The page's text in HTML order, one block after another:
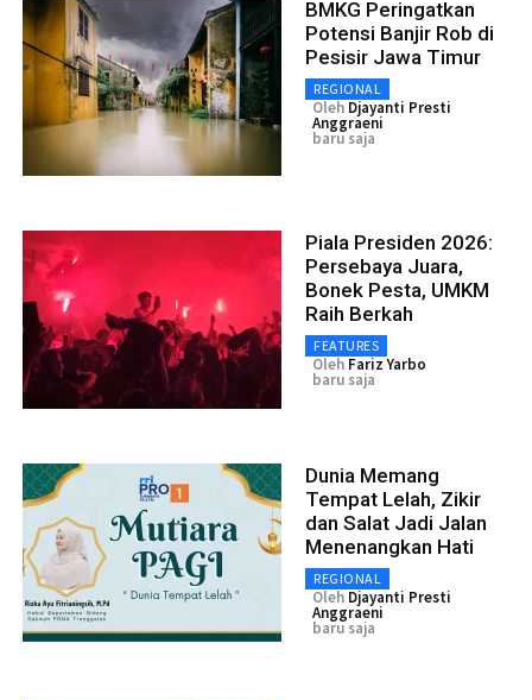
BMKG Peringatkan
Potensi Banjir Rob di
Pesisir Jawa Timur
REGIONAL
Oleh Djayanti Presti
Anggraeni
baru saja
Piala Presiden 2026:
Persebaya Juara,
Bonek Pesta, UMKM
Raih Berkah
FEATURES
Oleh Fariz Yarbo
baru saja
Dunia Memang
Tempat Lelah, Zikir
dan Salat Jadi Jalan
Menenangkan Hati
REGIONAL
Oleh Djayanti Presti
Anggraeni
baru saja